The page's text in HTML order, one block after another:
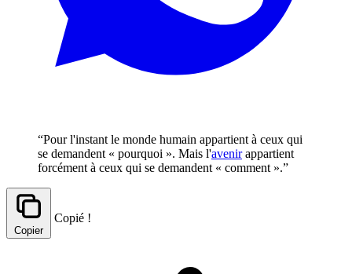
“Pour l'instant le monde humain appartient à ceux qui
se demandent « pourquoi ». Mais l'avenirappartient
forcément à ceux qui se demandent « comment ».”
Copier
Copié !